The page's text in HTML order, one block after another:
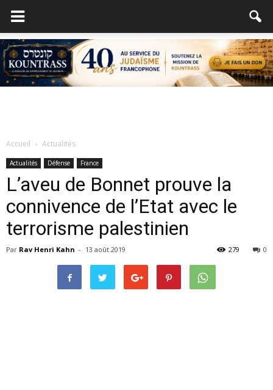
Accueil Actualités
Actualités Défense France
L’aveu de Bonnet prouve la
connivence de l’Etat avec le
terrorisme palestinien
Par Rav Henri Kahn - 13 août 2019 0
279